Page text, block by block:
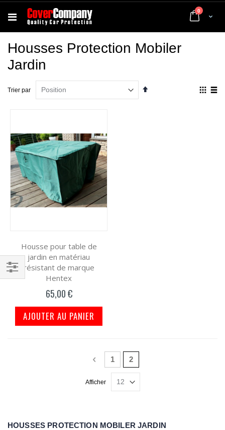
Cart
0 articles
Housses Protection Mobiler
Jardin
Trier par
Par
Housse pour table de
jardin en matériau
résistant de marque
Hentex
65,00 €
AJOUTER AU PANIER
Page
Précédent
Page
1 Vous lisez actuellement la
2
Afficher
HOUSSES PROTECTION MOBILER JARDIN
Filtrer